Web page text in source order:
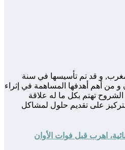
و قد تم تأسيسها في سنة
و من أهم أهدفها المساهمة في إثراء
تهتم بكل ما له علاقة
على تقديم حلول لمشاكل
اهرب قبل فوات الأوان